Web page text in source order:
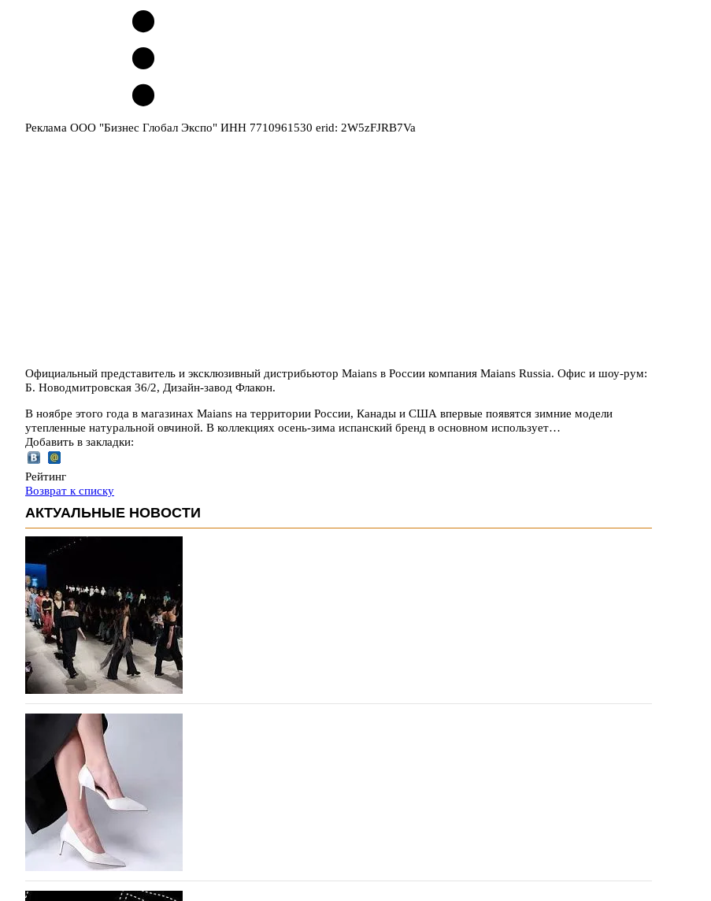
Реклама ООО "Бизнес Глобал Экспо" ИНН 7710961530 erid: 2W5zFJRB7Va
Официальный представитель и эксклюзивный дистрибьютор Maians в России компания Maians Russia. Офис и шоу-рум:
Б. Новодмитровская 36/2, Дизайн-завод Флакон.
В ноябре этого года в магазинах Maians на территории России, Канады и США впервые появятся зимние модели
утепленные натуральной овчиной. В коллекциях осень-зима испанский бренд в основном использует…
Добавить в закладки:
Рейтинг
Возврат к списку
АКТУАЛЬНЫЕ НОВОСТИ
На участие в Московской неделе моды подано 1047 заявок
На участие в седьмой Московской неделе моды, которая пройдет в российской столице с 26 сентября по 1
октября, уже подано 1047 заявок. Примерно половину из них (494) прислали дизайнеры, коллекции
которых не были представлены в…
07.08.2026 623